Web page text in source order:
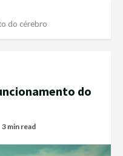
do cérebro
do
3 min read